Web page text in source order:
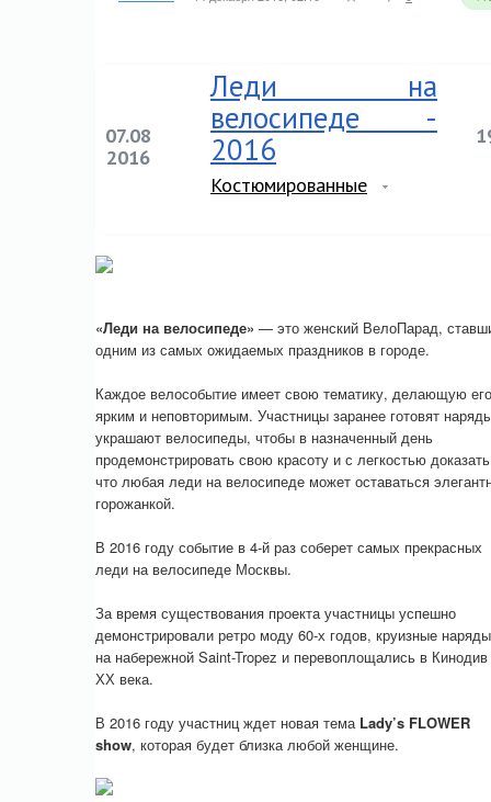
07.08
2016
Леди на
велосипеде -
2016
Костюмированные
«Леди на велосипеде» — это женский ВелоПарад,
одним из самых ожидаемых праздников в городе.
Каждое велособытие имеет свою тематику, делающую его
ярким и неповторимым. Участницы заранее готовят
украшают велосипеды, чтобы в назначенный день
продемонстрировать свою красоту и с легкостью
что любая леди на велосипеде может оставаться
горожанкой.
В 2016 году событие в 4-й раз соберет самых прекрасных
леди на велосипеде Москвы.
За время существования проекта участницы успешно
демонстрировали ретро моду 60-х годов, круизные наряды
на набережной Saint-Tropez и перевоплощались в Кинодив
ХХ века.
В 2016 году участниц ждет новая тема Lady’s FLOWER
show, которая будет близка любой женщине.